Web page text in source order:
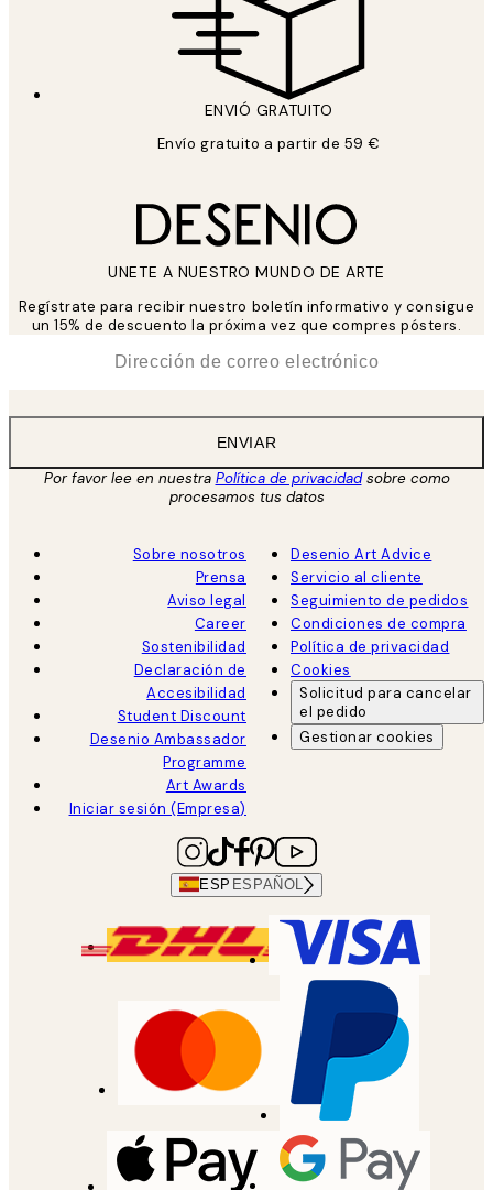
ENVIÓ GRATUITO
Envío gratuito a partir de 59 €
UNETE A NUESTRO MUNDO DE ARTE
Regístrate para recibir nuestro boletín informativo y consigue
un 15% de descuento la próxima vez que compres pósters.
ENVIAR
Por favor lee en nuestra Política de privacidadsobre como
procesamos tus datos
Sobre nosotros
Prensa
Aviso legal
Career
Sostenibilidad
Declaración de
Accesibilidad
Student Discount
Desenio Ambassador
Programme
Art Awards
Iniciar sesión (Empresa)
Desenio Art Advice
Servicio al cliente
Seguimiento de pedidos
Condiciones de compra
Política de privacidad
Cookies
Solicitud para cancelar
el pedido
Gestionar cookies
ESP ESPAÑOL